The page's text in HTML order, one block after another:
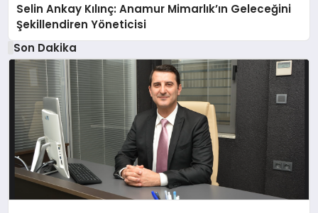
Selin Ankay Kılınç: Anamur Mimarlık’ın Geleceğini
Şekillendiren Yöneticisi
Son Dakika